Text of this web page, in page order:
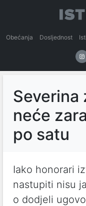
Obećanja Dosljednost
Severina
neće
po satu
Iako honorari
nastupiti nisu
o dodjeli